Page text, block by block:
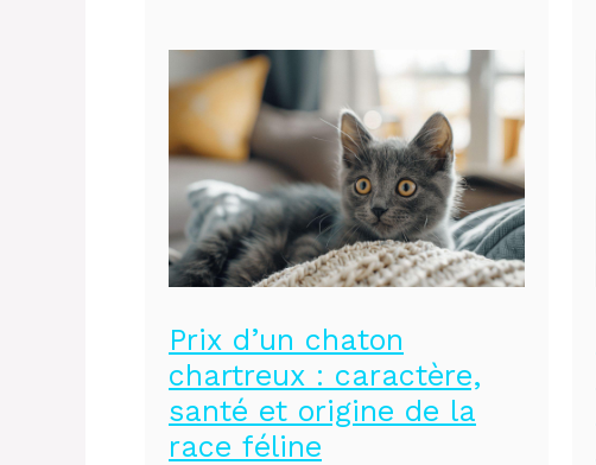
Prix d’un chaton
chartreux : caractère,
santé et origine de la
race féline